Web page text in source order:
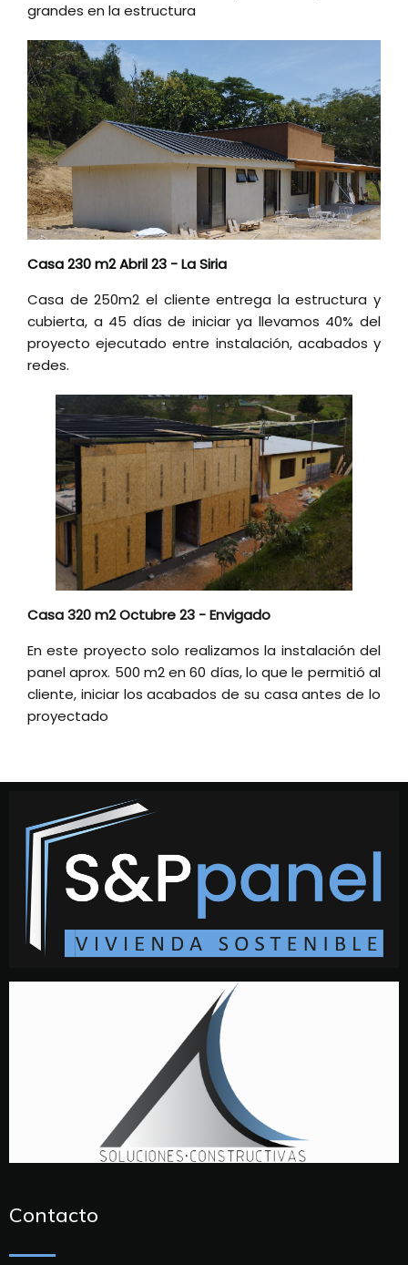
grandes en la estructura
Casa 230 m2 Abril 23 - La Siria
Casa de 250m2 el cliente entrega la estructura y
cubierta, a 45 días de iniciar ya llevamos 40% del
proyecto ejecutado entre instalación, acabados y
redes.
Casa 320 m2 Octubre 23 - Envigado
En este proyecto solo realizamos la instalación del
panel aprox. 500 m2 en 60 días, lo que le permitió al
cliente, iniciar los acabados de su casa antes de lo
proyectado
Contacto